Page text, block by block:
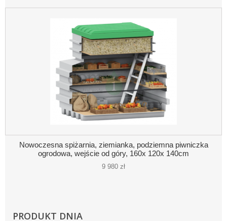
Nowoczesna spiżarnia, ziemianka, podziemna piwniczka
ogrodowa, wejście od góry, 160x 120x 140cm
9 980 zł
PRODUKT DNIA